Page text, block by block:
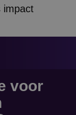
impact
voor